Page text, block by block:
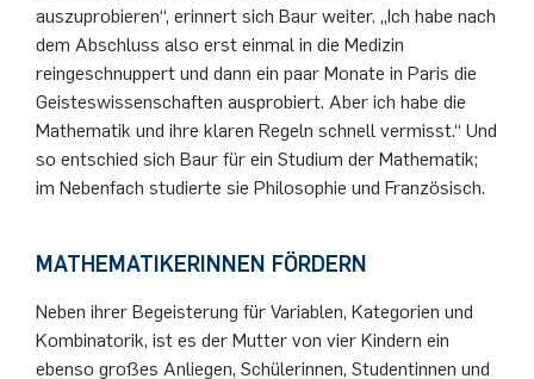
auszuprobieren“, erinnert sich Baur weiter. „Ich habe nach
dem Abschluss also erst einmal in die Medizin
reingeschnuppert und dann ein paar Monate in Paris die
Geisteswissenschaften ausprobiert. Aber ich habe die
Mathematik und ihre klaren Regeln schnell vermisst.“ Und
so entschied sich Baur für ein Studium der Mathematik;
im Nebenfach studierte sie Philosophie und Französisch.
MATHEMATIKERINNEN FÖRDERN
Neben ihrer Begeisterung für Variablen, Kategorien und
Kombinatorik, ist es der Mutter von vier Kindern ein
ebenso großes Anliegen, Schülerinnen, Studentinnen und